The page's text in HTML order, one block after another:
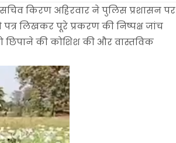
किरण अहिरवार ने पुलिस प्रशासन पर
लिखकर पूरे प्रकरण की निष्पक्ष जांच
छिपाने की कोशिश की और वास्तविक